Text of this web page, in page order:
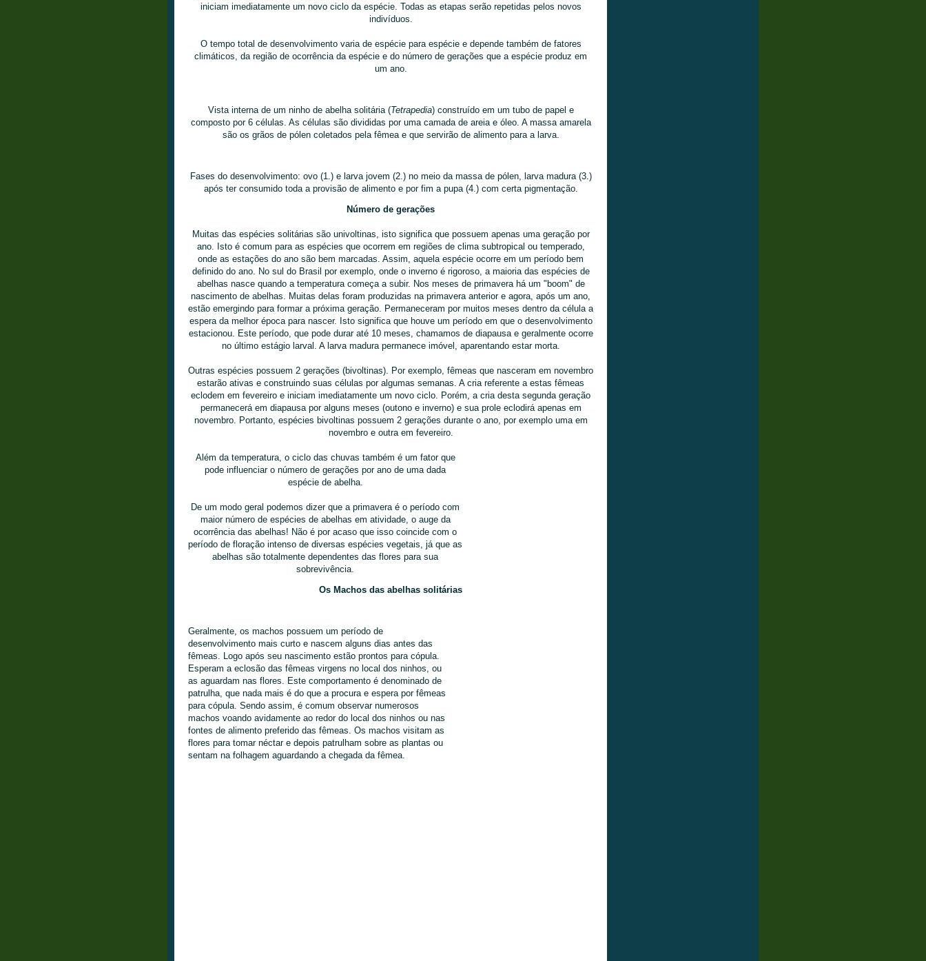
iniciam imediatamente um novo ciclo da espécie. Todas as etapas serão repetidas pelos novos
indivíduos.
O tempo total de desenvolvimento varia de espécie para espécie e depende também de fatores
climáticos, da região de ocorrência da espécie e do número de gerações que a espécie produz em
um ano.
Vista interna de um ninho de abelha solitária (Tetrapedia) construído em um tubo de papel e
composto por 6 células. As células são divididas por uma camada de areia e óleo. A massa amarela
são os grãos de pólen coletados pela fêmea e que servirão de alimento para a larva.
Fases do desenvolvimento: ovo (1.) e larva jovem (2.) no meio da massa de pólen, larva madura (3.)
após ter consumido toda a provisão de alimento e por fim a pupa (4.) com certa pigmentação.
Número de gerações
Muitas das espécies solitárias são univoltinas, isto significa que possuem apenas uma geração por
ano. Isto é comum para as espécies que ocorrem em regiões de clima subtropical ou temperado,
onde as estações do ano são bem marcadas. Assim, aquela espécie ocorre em um período bem
definido do ano. No sul do Brasil por exemplo, onde o inverno é rigoroso, a maioria das espécies de
abelhas nasce quando a temperatura começa a subir. Nos meses de primavera há um "boom" de
nascimento de abelhas. Muitas delas foram produzidas na primavera anterior e agora, após um ano,
estão emergindo para formar a próxima geração. Permaneceram por muitos meses dentro da célula a
espera da melhor época para nascer. Isto significa que houve um período em que o desenvolvimento
estacionou. Este período, que pode durar até 10 meses, chamamos de diapausa e geralmente ocorre
no último estágio larval. A larva madura permanece imóvel, aparentando estar morta.
Outras espécies possuem 2 gerações (bivoltinas). Por exemplo, fêmeas que nasceram em novembro
estarão ativas e construindo suas células por algumas semanas. A cria referente a estas fêmeas
eclodem em fevereiro e iniciam imediatamente um novo ciclo. Porém, a cria desta segunda geração
permanecerá em diapausa por alguns meses (outono e inverno) e sua prole eclodirá apenas em
novembro. Portanto, espécies bivoltinas possuem 2 gerações durante o ano, por exemplo uma em
novembro e outra em fevereiro.
Além da temperatura, o ciclo das chuvas também é um fator que
pode influenciar o número de gerações por ano de uma dada
espécie de abelha.
De um modo geral podemos dizer que a primavera é o período com
maior número de espécies de abelhas em atividade, o auge da
ocorrência das abelhas! Não é por acaso que isso coincide com o
período de floração intenso de diversas espécies vegetais, já que as
abelhas são totalmente dependentes das flores para sua
sobrevivência.
Os Machos das abelhas solitárias
Geralmente, os machos possuem um período de
desenvolvimento mais curto e nascem alguns dias antes das
fêmeas. Logo após seu nascimento estão prontos para cópula.
Esperam a eclosão das fêmeas virgens no local dos ninhos, ou
as aguardam nas flores. Este comportamento é denominado de
patrulha, que nada mais é do que a procura e espera por fêmeas
para cópula. Sendo assim, é comum observar numerosos
machos voando avidamente ao redor do local dos ninhos ou nas
fontes de alimento preferido das fêmeas. Os machos visitam as
flores para tomar néctar e depois patrulham sobre as plantas ou
sentam na folhagem aguardando a chegada da fêmea.